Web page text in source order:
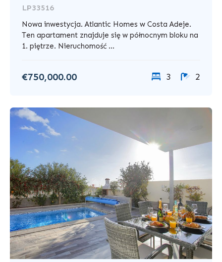
LP33516
Nowa inwestycja. Atlantic Homes w Costa Adeje.
Ten apartament znajduje się w północnym bloku na
1. piętrze. Nieruchomość ...
€750,000.00 3 2